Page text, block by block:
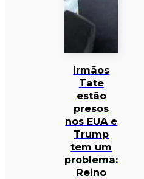
Irmãos
Tate
estão
presos
nos EUA e
Trump
tem um
problema:
Reino